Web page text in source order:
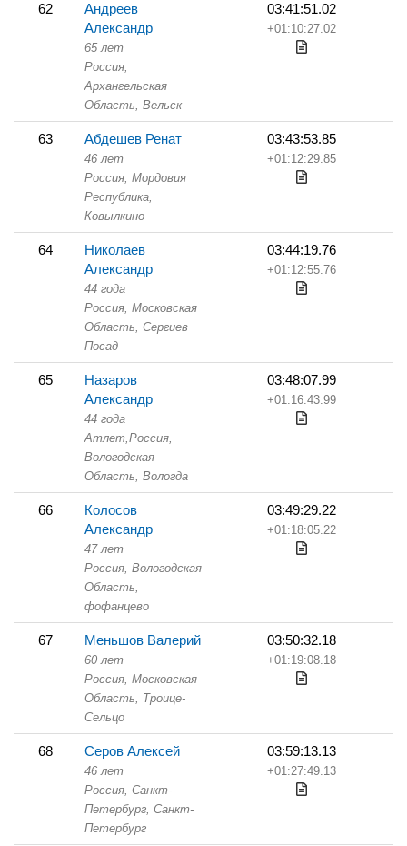
62
Андреев
Александр
65 лет
Россия,
Архангельская
Область, Вельск
03:41:51.02
+01:10:27.02
63 Абдешев Ренат
46 лет
Россия, Мордовия
Республика,
Ковылкино
03:43:53.85
+01:12:29.85
64
Николаев
Александр
44 года
Россия, Московская
Область, Сергиев
Посад
03:44:19.76
+01:12:55.76
65
Назаров
Александр
44 года
Атлет,Россия,
Вологодская
Область, Вологда
03:48:07.99
+01:16:43.99
66
Колосов
Александр
47 лет
Россия, Вологодская
Область,
фофанцево
03:49:29.22
+01:18:05.22
67 Меньшов Валерий
60 лет
Россия, Московская
Область, Троице-
Сельцо
03:50:32.18
+01:19:08.18
68 Серов Алексей
46 лет
Россия, Санкт-
Петербург, Санкт-
Петербург
03:59:13.13
+01:27:49.13